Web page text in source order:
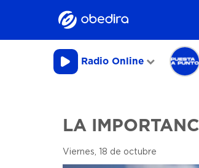
Radio Online
LA
Viernes, 18 de octubre